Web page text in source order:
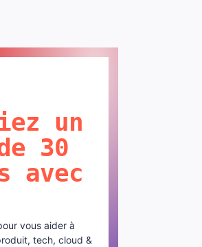
un
30
avec
vous aider à
tech, cloud &